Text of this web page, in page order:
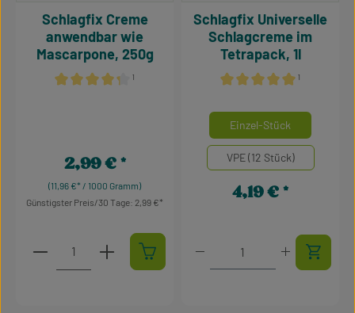
¹
Schlagfix Creme
anwendbar wie
Mascarpone, 250g
(11,96 €* / 1000 Gramm)
Regulärer Preis:
2,99 €
Günstigster Preis/30 Tage: 2,99 €
Produkt Anzahl: Gib den gewünschten Wert ein
¹
Schlagfix Universelle
Schlagcreme im
Tetrapack, 1l
Mengeneinheiten auswählen
Einzel-Stück
VPE (12 Stück)
Regulärer Preis:
4,19 €
Produkt Anzahl: Gib